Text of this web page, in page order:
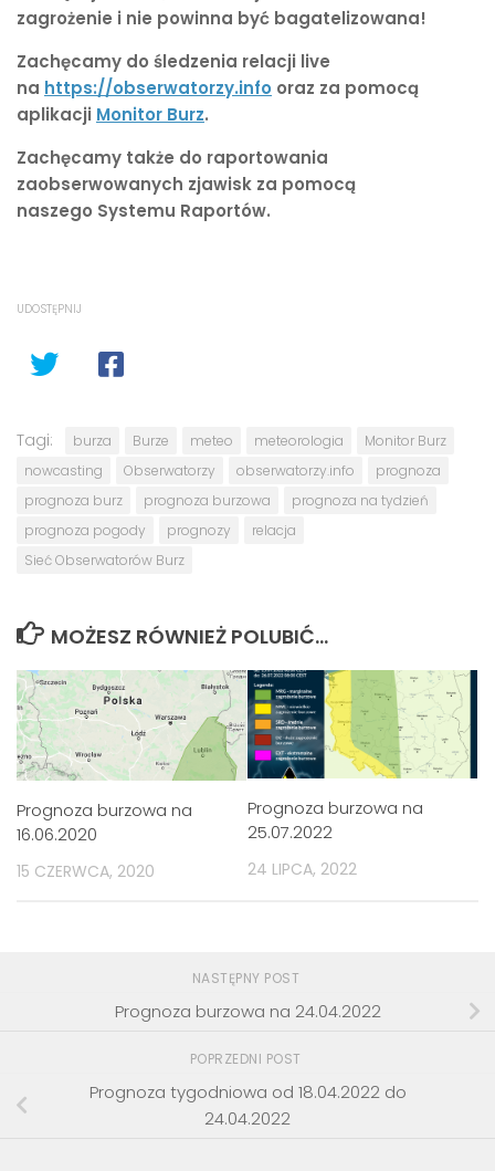
zagrożenie i nie powinna być bagatelizowana!
Zachęcamy do śledzenia relacji live
na https://obserwatorzy.info oraz za pomocą
aplikacji Monitor Burz.
Zachęcamy także do raportowania
zaobserwowanych zjawisk za pomocą
naszego Systemu Raportów.
UDOSTĘPNIJ
Tagi: burza Burze meteo meteorologia
Monitor Burz
nowcasting
Obserwatorzy obserwatorzy.info
prognoza
prognoza burz
prognoza burzowa
prognoza na tydzień
prognoza pogody
prognozy
relacja
Sieć Obserwatorów Burz
MOŻESZ RÓWNIEŻ POLUBIĆ…
Prognoza burzowa na
16.06.2020
15 CZERWCA, 2020
Prognoza burzowa na
25.07.2022
24 LIPCA, 2022
NASTĘPNY POST
Prognoza burzowa na 24.04.2022
POPRZEDNI POST
Prognoza tygodniowa od 18.04.2022 do
24.04.2022